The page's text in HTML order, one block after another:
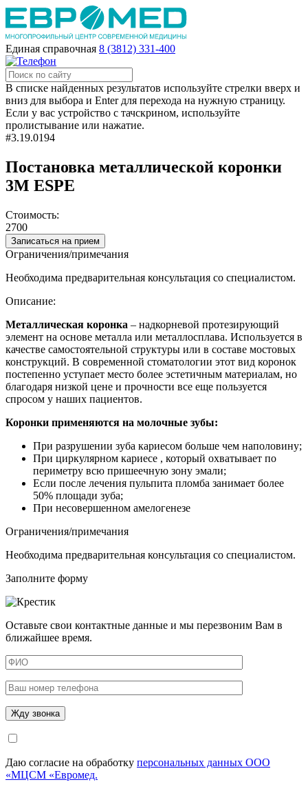
Единая справочная 8 (3812) 331-400
В списке найденных результатов используйте стрелки вверх и
вниз для выбора и Enter для перехода на нужную страницу.
Если у вас устройство с тачскрином, используйте
пролистывание или нажатие.
#3.19.0194
Постановка металлической коронки
3M ESPE
Стоимость:
2700
Записаться на прием
Ограничения/примечания
Необходима предварительная консультация со специалистом.
Описание:
Металлическая коронка – надкорневой протезирующий
элемент на основе металла или металлосплава. Используется в
качестве самостоятельной структуры или в составе мостовых
конструкций. В современной стоматологии этот вид коронок
постепенно уступает место более эстетичным материалам, но
благодаря низкой цене и прочности все еще пользуется
спросом у наших пациентов.
Коронки применяются на молочные зубы:
При разрушении зуба кариесом больше чем наполовину;
При циркулярном кариесе , который охватывает по
периметру всю пришеечную зону эмали;
Если после лечения пульпита пломба занимает более
50% площади зуба;
При несовершенном амелогенезе
Ограничения/примечания
Необходима предварительная консультация со специалистом.
Заполните форму
Оставьте свои контактные данные и мы перезвоним Вам в
ближайшее время.
Даю согласие на обработку персональных данных ООО
«МЦСМ «Евромед.